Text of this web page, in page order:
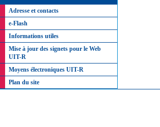
Adresse et contacts
e-Flash
Informations utiles
Mise à jour des signets pour le Web
UIT-R
Moyens électroniques UIT-R
Plan du site